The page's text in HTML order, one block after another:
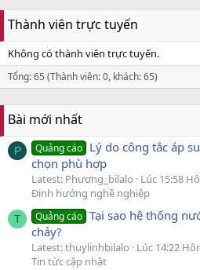
Thành viên trực tuyến
Không có thành viên trực tuyến.
Tổng: 65 (Thành viên: 0, khách: 65)
Bài mới nhất
P Quảng cáo Lý do công tắc áp
chọn phù hợp
Latest: Phương_bilalo
Lúc 15:58
Định hướng nghề nghiệp
T Quảng cáo Tại sao hệ thống
chảy?
Latest: thuylinhbilalo
Lúc 14:22
Tin tức cập nhật